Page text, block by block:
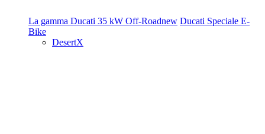
La gamma Ducati 35 kW Off-Roadnew Ducati Speciale E-
Bike
DesertX